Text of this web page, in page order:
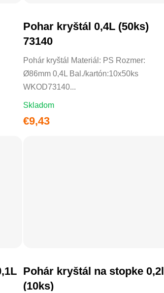
Pohar kryštál 0,4L (50ks)
73140
Pohár kryštál Materiál: PS Rozmer:
Ø86mm 0,4L Bal./kartón:10x50ks
WKOD73140...
Skladom
€9,43
Pohár kryštál na stopke 0,2l
(10ks)